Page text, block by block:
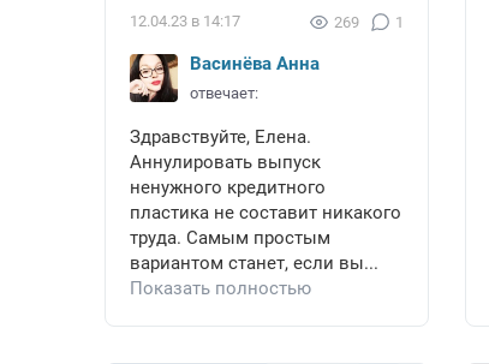
12.04.23 в 14:17 269 1
Васинёва Анна
отвечает:
Здравствуйте, Елена.
Аннулировать выпуск
ненужного кредитного
пластика не составит никакого
труда. Самым простым
вариантом станет, если вы...
Показать полностью